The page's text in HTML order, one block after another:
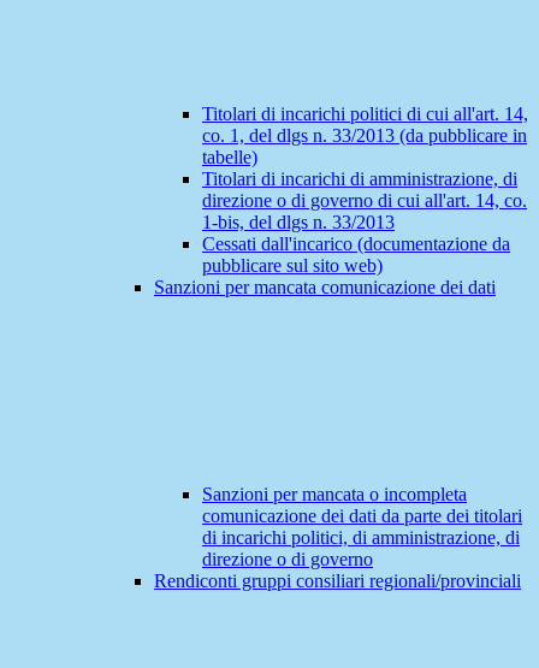
Titolari di incarichi politici di cui all'art. 14,
co. 1, del dlgs n. 33/2013 (da pubblicare in
tabelle)
Titolari di incarichi di amministrazione, di
direzione o di governo di cui all'art. 14, co.
1-bis, del dlgs n. 33/2013
Cessati dall'incarico (documentazione da
pubblicare sul sito web)
Sanzioni per mancata comunicazione dei dati
Sanzioni per mancata o incompleta
comunicazione dei dati da parte dei titolari
di incarichi politici, di amministrazione, di
direzione o di governo
Rendiconti gruppi consiliari regionali/provinciali